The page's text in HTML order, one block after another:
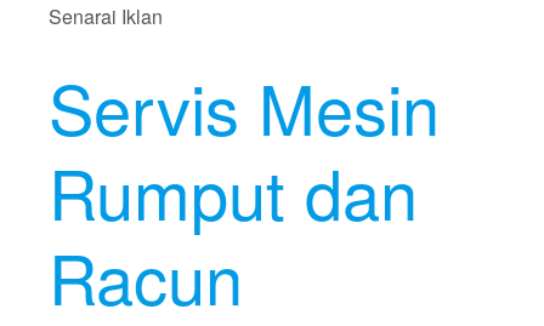
Senarai Iklan
Servis Mesin
Rumput dan
Racun